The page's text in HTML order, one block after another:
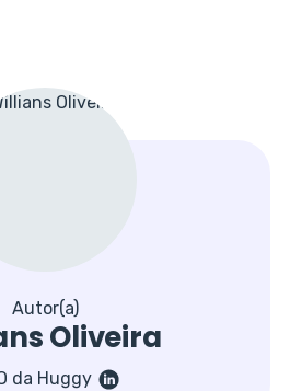
Autor(a)
Oliveira
da Huggy